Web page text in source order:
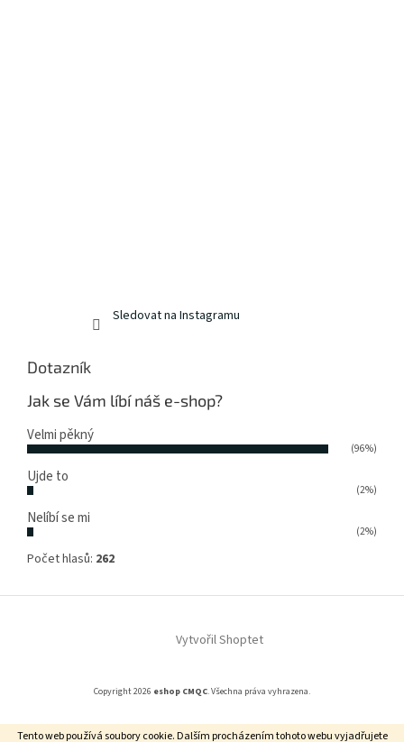
Tento web používá soubory cookie. Dalším procházením tohoto webu vyjadřujete
Sledovat na Instagramu
Dotazník
Jak se Vám líbí náš e-shop?
Velmi pěkný
(96%)
Ujde to
(2%)
Nelíbí se mi
(2%)
Počet hlasů: 262
Vytvořil Shoptet
Copyright 2026 eshop CMQC. Všechna práva vyhrazena.